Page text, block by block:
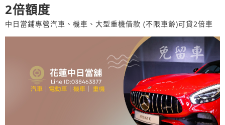
2倍額度
中日當鋪專營汽車、機車、大型重機借款 (不限車齡)可貸2倍車